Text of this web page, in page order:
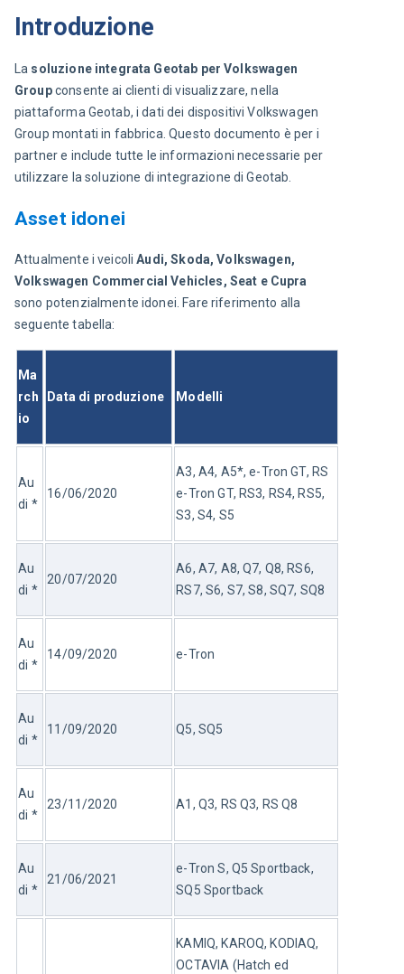
Introduzione
La soluzione integrata Geotab per Volkswagen
Group consente ai clienti di visualizzare, nella
piattaforma Geotab, i dati dei dispositivi Volkswagen
Group montati in fabbrica. Questo documento è per i
partner e include tutte le informazioni necessarie per
utilizzare la soluzione di integrazione di Geotab.
Asset idonei
Attualmente i veicoli Audi, Skoda, Volkswagen,
Volkswagen Commercial Vehicles, Seat e Cupra
sono potenzialmente idonei. Fare riferimento alla
seguente tabella:
Ma
rch
io
Data di produzione Modelli
Au
di *
16/06/2020
A3, A4, A5*, e-Tron GT, RS
e-Tron GT, RS3, RS4, RS5,
S3, S4, S5
Au
di *
20/07/2020
A6, A7, A8, Q7, Q8, RS6,
RS7, S6, S7, S8, SQ7, SQ8
Au
di *
14/09/2020 e-Tron
Au
di *
11/09/2020 Q5, SQ5
Au
di *
23/11/2020 A1, Q3, RS Q3, RS Q8
Au
di *
21/06/2021
e-Tron S, Q5 Sportback,
SQ5 Sportback
KAMIQ, KAROQ, KODIAQ,
OCTAVIA (Hatch ed